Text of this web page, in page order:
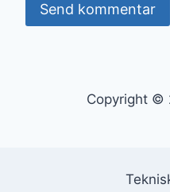
Copyright ©